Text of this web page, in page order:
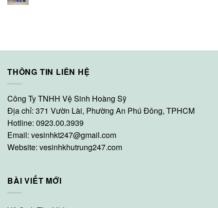
THÔNG TIN LIÊN HỆ
Công Ty TNHH Vệ Sinh Hoàng Sỹ
Địa chỉ: 371 Vườn Lài, Phường An Phú Đông, TPHCM
Hotline: 0923.00.3939
Email: vesinhkt247@gmail.com
Website: vesinhkhutrung247.com
BÀI VIẾT MỚI